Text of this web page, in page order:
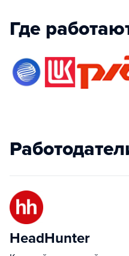
Где
HeadHunter